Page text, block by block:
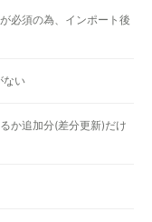
必須の為、インポート後
ない
か追加分(差分更新)だけ